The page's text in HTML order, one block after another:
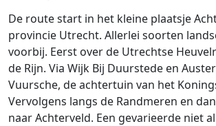
De route start in het kleine plaatsje
provincie Utrecht. Allerlei soorten
voorbij. Eerst over de Utrechtse
de Rijn. Via Wijk Bij Duurstede en
Vuursche, de achtertuin van het
Vervolgens langs de Randmeren en
naar Achterveld. Een gevarieerde niet